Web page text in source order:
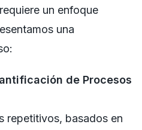
un enfoque
una
de Procesos
repetitivos, basados en